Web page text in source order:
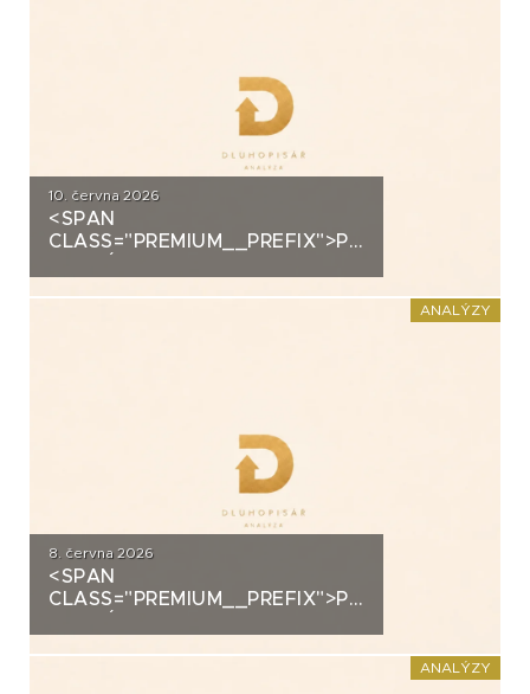
10. června 2026
<SPAN
CLASS="PREMIUM__PREFIX">PREMIUM</
ANALÝZY
8. června 2026
<SPAN
CLASS="PREMIUM__PREFIX">PREMIUM</
ANALÝZY